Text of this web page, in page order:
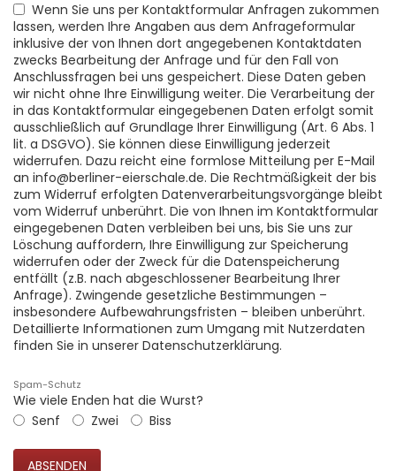
Wenn Sie uns per Kontaktformular Anfragen zukommen
lassen, werden Ihre Angaben aus dem Anfrageformular
inklusive der von Ihnen dort angegebenen Kontaktdaten
zwecks Bearbeitung der Anfrage und für den Fall von
Anschlussfragen bei uns gespeichert. Diese Daten geben
wir nicht ohne Ihre Einwilligung weiter. Die Verarbeitung der
in das Kontaktformular eingegebenen Daten erfolgt somit
ausschließlich auf Grundlage Ihrer Einwilligung (Art. 6 Abs. 1
lit. a DSGVO). Sie können diese Einwilligung jederzeit
widerrufen. Dazu reicht eine formlose Mitteilung per E-Mail
an info@berliner-eierschale.de. Die Rechtmäßigkeit der bis
zum Widerruf erfolgten Datenverarbeitungsvorgänge bleibt
vom Widerruf unberührt. Die von Ihnen im Kontaktformular
eingegebenen Daten verbleiben bei uns, bis Sie uns zur
Löschung auffordern, Ihre Einwilligung zur Speicherung
widerrufen oder der Zweck für die Datenspeicherung
entfällt (z.B. nach abgeschlossener Bearbeitung Ihrer
Anfrage). Zwingende gesetzliche Bestimmungen –
insbesondere Aufbewahrungsfristen – bleiben unberührt.
Detaillierte Informationen zum Umgang mit Nutzerdaten
finden Sie in unserer Datenschutzerklärung.
Spam-Schutz
Wie viele Enden hat die Wurst?
Senf
Zwei Biss